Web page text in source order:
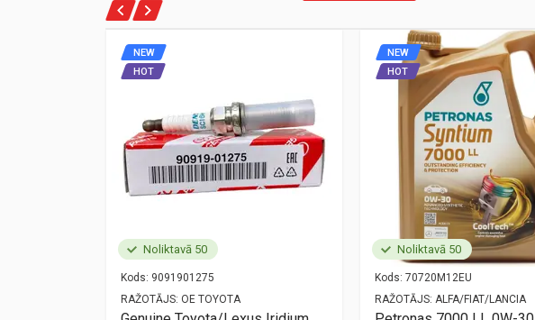
Noliktavā 50
Kods: 9091901275
RAŽOTĀJS: OE TOYOTA
NEW
HOT
Noliktavā 50
Kods: 70720M12EU
RAŽOTĀJS: ALFA/FIAT/LANCIA
NEW
HOT